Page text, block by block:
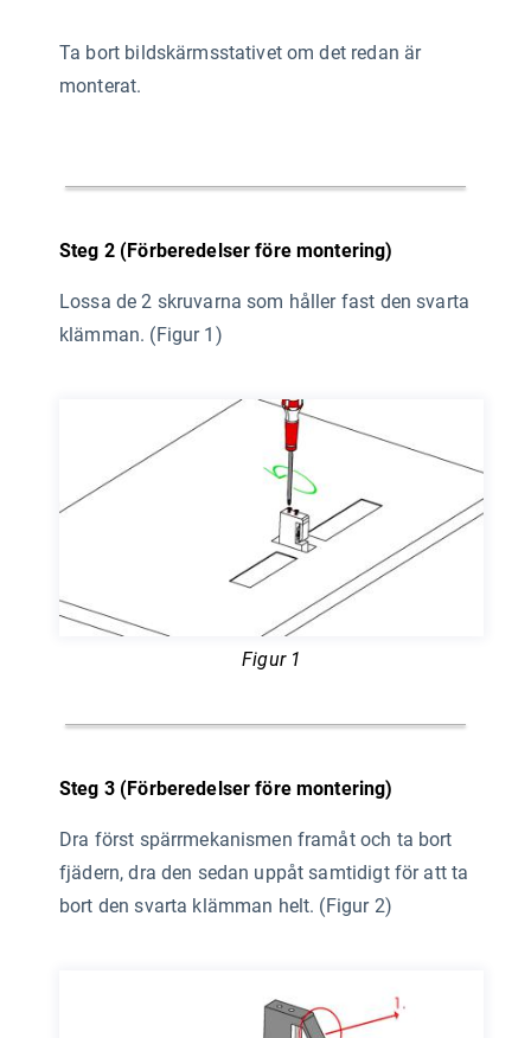
Ta bort bildskärmsstativet om det redan är
monterat.
Steg 2 (Förberedelser före montering)
Lossa de 2 skruvarna som håller fast den svarta
klämman. (Figur 1)
Figur 1
Steg 3 (Förberedelser före montering)
Dra först spärrmekanismen framåt och ta bort
fjädern, dra den sedan uppåt samtidigt för att ta
bort den svarta klämman helt. (Figur 2)